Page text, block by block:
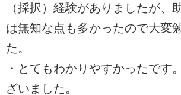
（採択）経験がありましたが、
は無知な点も多かったので大変
た。
・とてもわかりやすかったです
ざいました。